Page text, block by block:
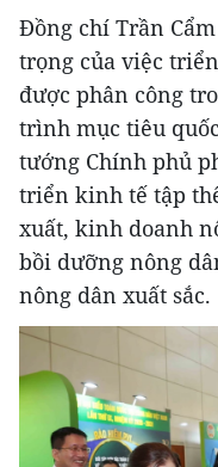
Đồng chí Trần
trọng của việc
được phân công
trình mục tiêu
tướng Chính phủ
triển kinh tế tập
xuất, kinh doanh
bồi dưỡng nông
nông dân xuất sắc.